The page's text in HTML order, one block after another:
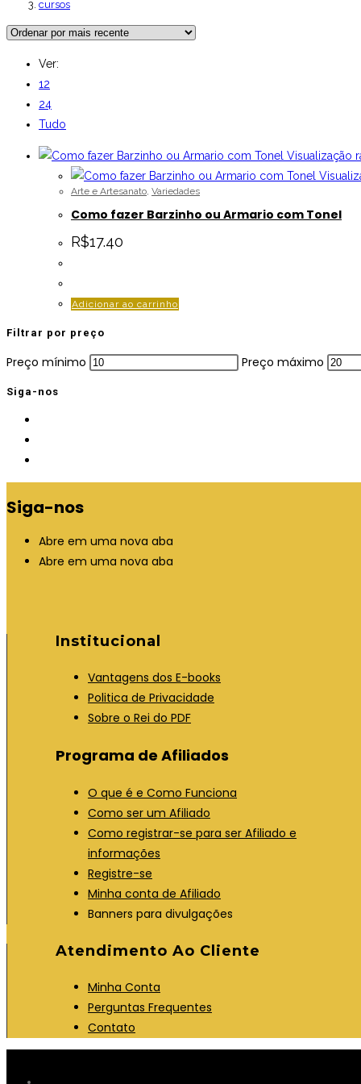
cursos
Ver:
12
24
Tudo
Visualização
Arte e Artesanato, Variedades
Como fazer Barzinho ou Armario com Tonel
R$17.40
Adicionar ao carrinho
Filtrar por preço
Preço mínimo Preço máximo
Siga-nos
Siga-nos
Abre em uma nova aba
Abre em uma nova aba
Institucional
Vantagens dos E-books
Politica de Privacidade
Sobre o Rei do PDF
Programa de Afiliados
O que é e Como Funciona
Como ser um Afiliado
Como registrar-se para ser Afiliado e
informações
Registre-se
Minha conta de Afiliado
Banners para divulgações
Atendimento Ao Cliente
Minha Conta
Perguntas Frequentes
Contato